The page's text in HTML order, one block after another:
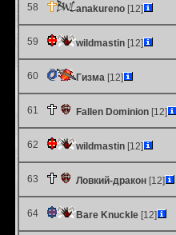
58 anakureno [12]
59 wildmastin [12]
60 Гизма [12]
61 Fallen Dominion [12]
62 wildmastin [12]
63 Ловкий-дракон [12]
64 Bare Knuckle [12]